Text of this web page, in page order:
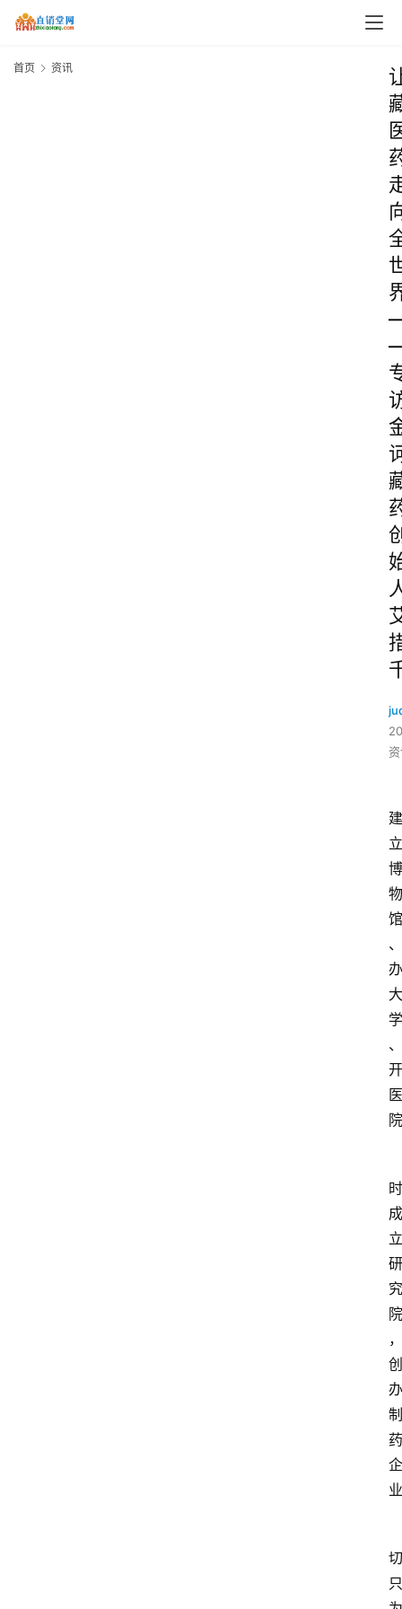
首页 资讯
建
立
博
物
馆
、
办
大
学
、
开
医
院
时
成
立
研
究
院
，
创
办
制
药
企
业
切
只